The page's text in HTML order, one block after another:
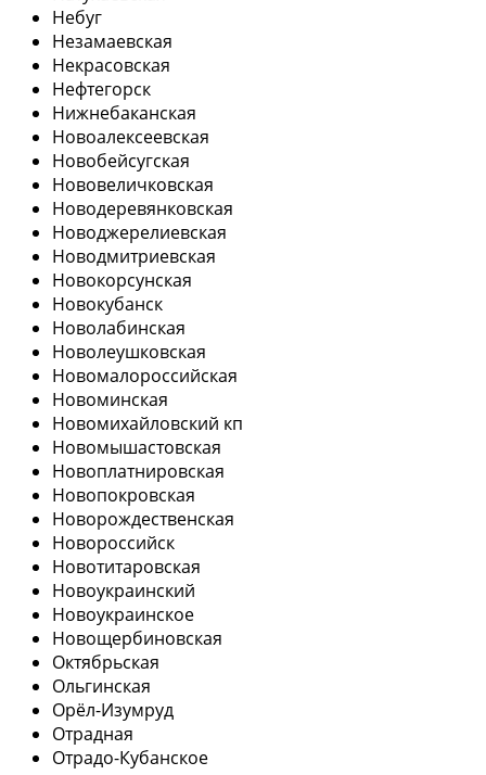
Небуг
Незамаевская
Некрасовская
Нефтегорск
Нижнебаканская
Новоалексеевская
Новобейсугская
Нововеличковская
Новодеревянковская
Новоджерелиевская
Новодмитриевская
Новокорсунская
Новокубанск
Новолабинская
Новолеушковская
Новомалороссийская
Новоминская
Новомихайловский кп
Новомышастовская
Новоплатнировская
Новопокровская
Новорождественская
Новороссийск
Новотитаровская
Новоукраинский
Новоукраинское
Новощербиновская
Октябрьская
Ольгинская
Орёл-Изумруд
Отрадная
Отрадо-Кубанское